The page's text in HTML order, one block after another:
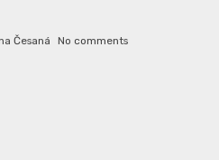
Česaná No comments